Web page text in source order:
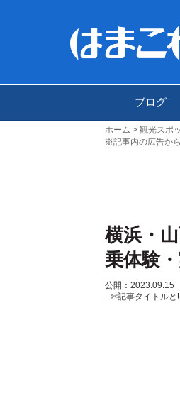
ブログ
ホーム 観光スポ
※記事内の広告か
横浜・
乗体験
公開：2023.09.15
--✄記事タイトル